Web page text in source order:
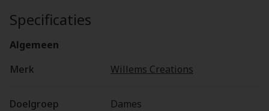
Specificaties
Algemeen
Merk
Willems Creations
Doelgroep Dames